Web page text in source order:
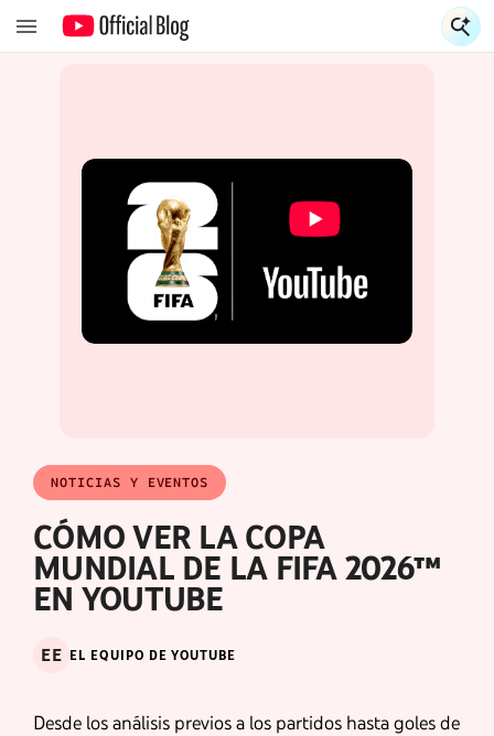
NOTICIAS Y EVENTOS
CÓMO VER LA COPA
MUNDIAL DE LA FIFA 2026™
EN YOUTUBE
EE EL EQUIPO DE YOUTUBE
Desde los análisis previos a los partidos hasta goles de